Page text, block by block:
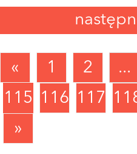
« 1 2 ...
115
116 117
»